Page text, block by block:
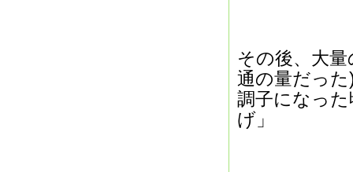
その後、大
通の量だっ
調子になっ
げ」